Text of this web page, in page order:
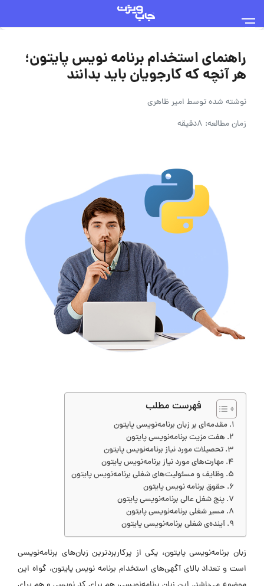
راهنمای استخدام برنامه نویس پایتون؛
هر آنچه که کارجویان باید بدانند
نوشته شده توسط امیر ظاهری
زمان مطالعه: 8دقیقه
فهرست مطلب
مقدمه‌ای بر زبان برنامه‌نویسی پایتون
هفت مزیت‌ برنامه‌نویسی پایتون
تحصیلات مورد نیاز برنامه‌نویس پایتون
مهارت‌های مورد نیاز برنامه‌نویس پایتون
وظایف و مسئولیت‌های شغلی برنامه‌نویس پایتون
حقوق برنامه نویس پایتون
پنج شغل عالی برنامه‌نویسی پایتون
مسیر شغلی برنامه‌نویسی پایتون
آینده‌ی شغلی برنامه‌نویسی پایتون
زبان برنامه‌نویسی پایتون، یکی از پرکاربردترین زبان‌های برنامه‌نویسی
است و تعداد بالای آگهی‌‌های استخدام برنامه نویس پایتون، گواه این